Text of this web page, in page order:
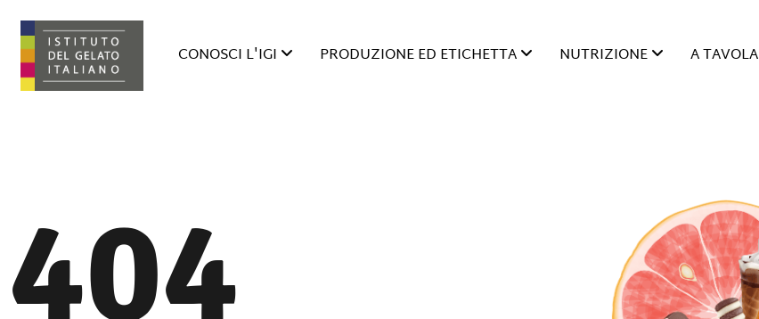
CONOSCI L'IGI PRODUZIONE ED ETICHETTA NUTRIZIONE A TAVOLA
404